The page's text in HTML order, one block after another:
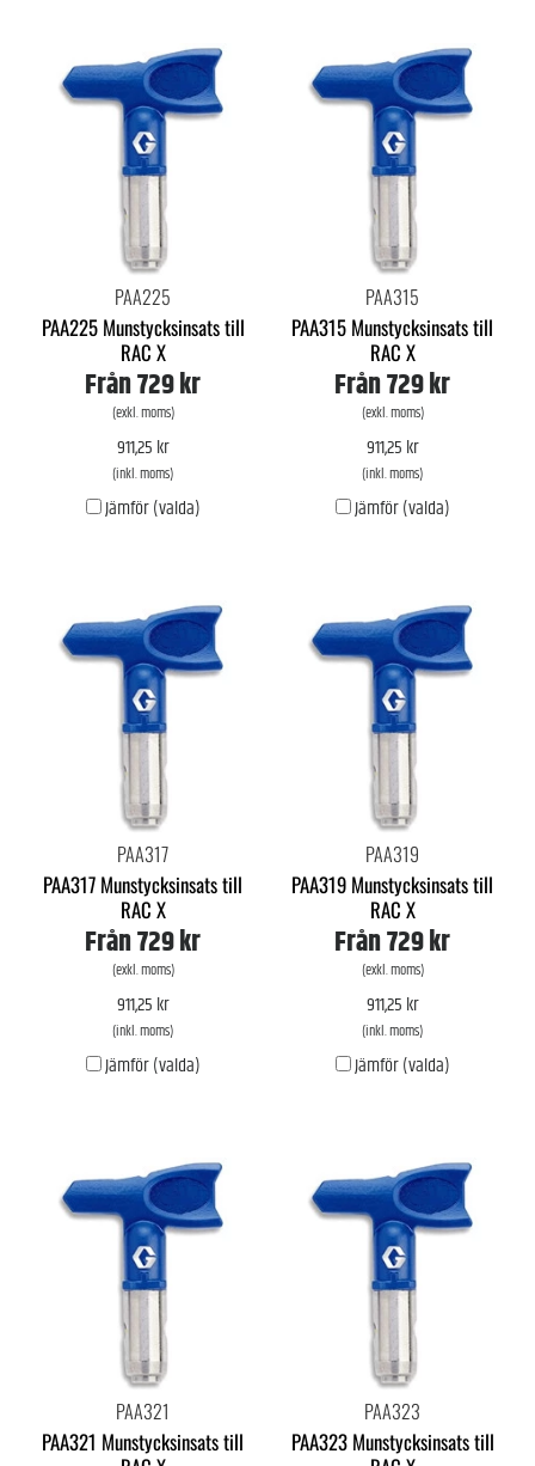
PAA225
PAA225 Munstycksinsats till
RAC X
Från729 kr
(exkl. moms)
911,25 kr
(inkl. moms)
Jämför (valda)
PAA315
PAA315 Munstycksinsats till
RAC X
Från729 kr
(exkl. moms)
911,25 kr
(inkl. moms)
Jämför (valda)
PAA317
PAA317 Munstycksinsats till
RAC X
Från729 kr
(exkl. moms)
911,25 kr
(inkl. moms)
Jämför (valda)
PAA319
PAA319 Munstycksinsats till
RAC X
Från729 kr
(exkl. moms)
911,25 kr
(inkl. moms)
Jämför (valda)
PAA321
PAA321 Munstycksinsats till
PAA323
PAA323 Munstycksinsats till